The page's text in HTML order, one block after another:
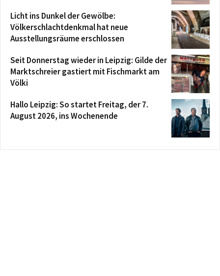
Licht ins Dunkel der Gewölbe:
Völkerschlachtdenkmal hat neue
Ausstellungsräume erschlossen
Seit Donnerstag wieder in Leipzig: Gilde der
Marktschreier gastiert mit Fischmarkt am
Völki
Hallo Leipzig: So startet Freitag, der 7.
August 2026, ins Wochenende